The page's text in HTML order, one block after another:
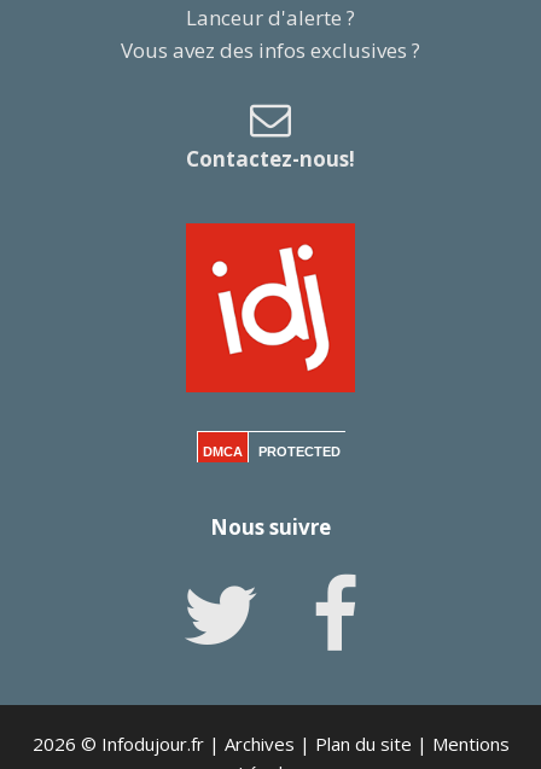
Lanceur d'alerte ?
Vous avez des infos exclusives ?
Contactez-nous!
DMCA PROTECTED
Nous suivre
2026 © Infodujour.fr | Archives | Plan du site | Mentions